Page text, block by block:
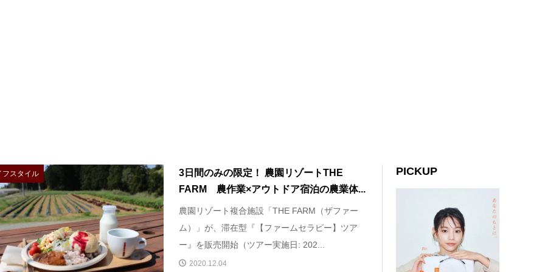
フスタイル
3日間のみの限定！ 農園リゾートTHE
FARM 農作業×アウトドア宿泊の農業体...
農園リゾート複合施設「THE FARM（ザファー
ム）」が、滞在型『【ファームセラピー】ツア
ー』を販売開始（ツアー実施日: 202...
2020.12.04
PICKUP